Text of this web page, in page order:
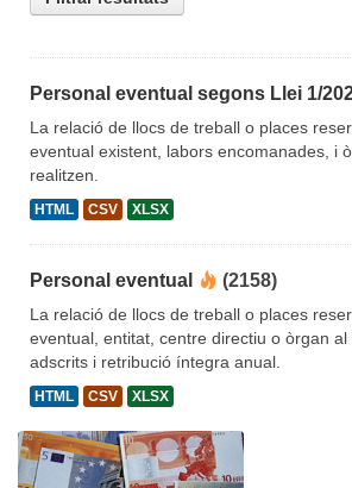
Personal eventual segons Llei 1/
La relació de llocs de treball o places
eventual existent, labors encomanades, i
realitzen.
HTML CSV XLSX
Personal eventual (2158)
La relació de llocs de treball o places
eventual, entitat, centre directiu o òrgan al
adscrits i retribució íntegra anual.
HTML CSV XLSX